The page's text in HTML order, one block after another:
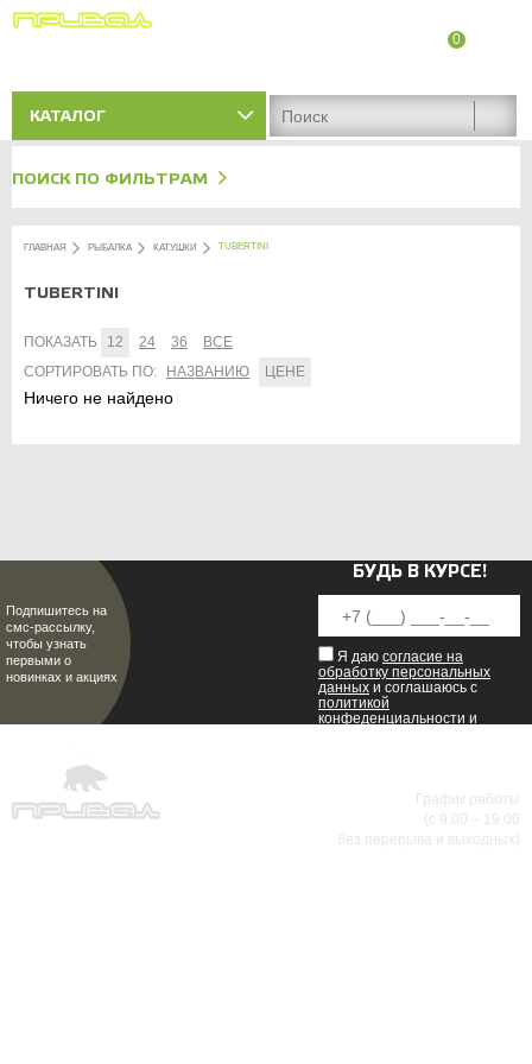
0
КАТАЛОГ
ПОИСК ПО ФИЛЬТРАМ
ГЛАВНАЯ РЫБАЛКА КАТУШКИ TUBERTINI
TUBERTINI
ПОКАЗАТЬ 12 24 36
ВСЕ
СОРТИРОВАТЬ ПО:
НАЗВАНИЮ ЦЕНЕ
Ничего не найдено
Подпишитесь на
смс-рассылку,
чтобы узнать
первыми о
новинках и акциях
БУДЬ В КУРСЕ!
Я даю согласие на
обработку персональных
данных и соглашаюсь с
политикой
конфеденциальности и
График работы
(с 9.00 – 19.00
без перерыва и выходных)